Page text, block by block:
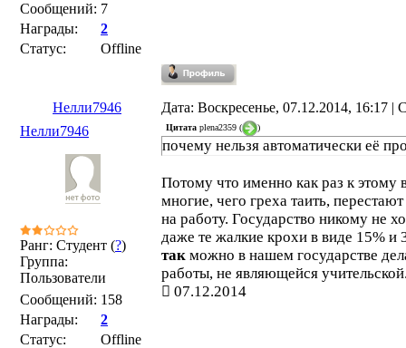
Сообщений: 7
Награды:
2
Статус:
Offline
Нелли7946
Дата: Воскресенье, 07.12.2014, 16:17
Нелли7946
Ранг: Студент (?)
Группа:
Пользователи
Сообщений: 158
Награды:
2
Статус:
Offline
Цитата plena2359 ( )
почему нельзя автоматически её
Потому что именно как раз к этому
многие, чего греха таить,
на работу. Государство никому не
даже те жалкие крохи в виде 15% и
так можно в нашем государстве
работы, не являющейся
07.12.2014